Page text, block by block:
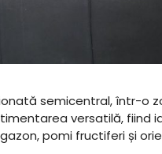
semicentral, într-o
versatilă,
pomi fructiferi și